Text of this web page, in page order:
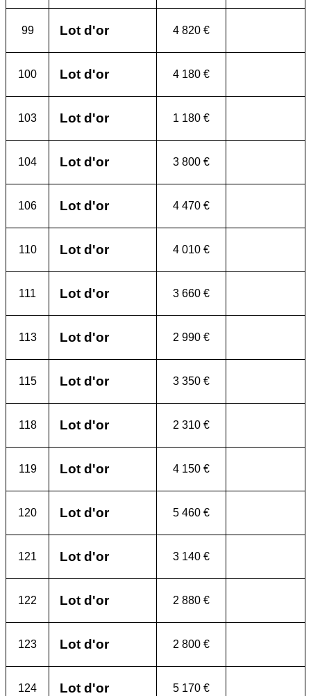
99 Lot d'or 4 820 €
100 Lot d'or 4 180 €
103 Lot d'or 1 180 €
104 Lot d'or 3 800 €
106 Lot d'or 4 470 €
110 Lot d'or 4 010 €
111 Lot d'or 3 660 €
113 Lot d'or 2 990 €
115 Lot d'or 3 350 €
118 Lot d'or 2 310 €
119 Lot d'or 4 150 €
120 Lot d'or 5 460 €
121 Lot d'or 3 140 €
122 Lot d'or 2 880 €
123 Lot d'or 2 800 €
124 Lot d'or 5 170 €